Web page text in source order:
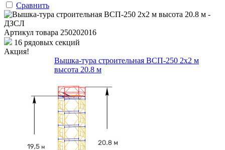
Сравнить
Артикул товара 250202016
16 рядовых секций
Акция!
Вышка-тура строительная ВСП-250 2х2 м
высота 20.8 м